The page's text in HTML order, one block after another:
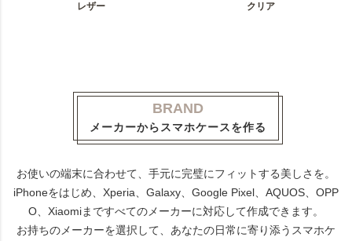
レザー クリア
BRAND
メーカーからスマホケースを作る
お使いの端末に合わせて、手元に完璧にフィットする美しさを。
iPhoneをはじめ、Xperia、Galaxy、Google Pixel、AQUOS、OPP
O、Xiaomiまですべてのメーカーに対応して作成できます。
お持ちのメーカーを選択して、あなたの日常に寄り添うスマホケ